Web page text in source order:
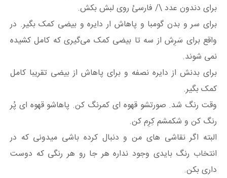
برای دندون عدد \/ فارسیُ روی لبش بکش.
برای سر و بدن گومبا و پاهاش ار دایره و بیضی کمک بگیر. در
واقع برای سَرِش از سه تا بیضی کمک می‌گیری که کامل کشیده
نمی شوند.
برای بدنش از دایره نصفه و برای پاهاش از بیضی تقریبا کامل
کمک بگیر.
وقت رنگ شد. صورتشو قهوه ای کمرنگ کن. پاهاشو قهوه ای پُر
رنگ کن و شکمشم کِرِم کن.
البته اگر نقاشی های من و دنبال کرده باشی میدونی که در
انتخاب رنگ بایدی وجود نداره هر جا رو هر رنگی که دوست
داری بکن.